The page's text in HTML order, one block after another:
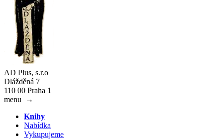
AD Plus, s.r.o
Dlážděná 7
110 00 Praha 1
menu
→
Knihy
Nabídka
Vykupujeme